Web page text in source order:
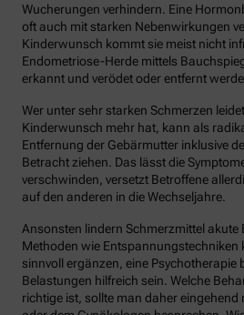
Wucherungen verhindern. Eine
oft auch mit starken Nebenwirkungen
Kinderwunsch kommt sie meist nicht
Endometriose-Herde mittels
erkannt und verödet oder entfernt
Wer unter sehr starken Schmerzen
Kinderwunsch mehr hat, kann als
Entfernung der Gebärmutter inklusive
Betracht ziehen. Das lässt die
verschwinden, versetzt Betroffene
auf den anderen in die Wechseljahre.
Ansonsten lindern Schmerzmittel akute
Methoden wie Entspannungstechniken
sinnvoll ergänzen, eine Psychotherapie
Belastungen hilfreich sein. Welche
richtige ist, sollte man daher eingehend